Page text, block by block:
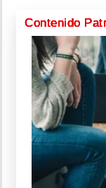
Contenido